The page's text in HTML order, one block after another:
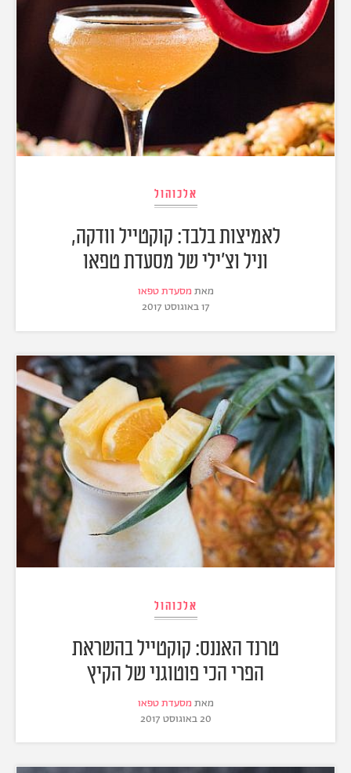
אלכוהול
לאמיצות בלבד: קוקטייל וודקה,
וניל וצ'ילי של מסעדת טפאו
מאת מסעדת טפאו
17 באוגוסט 2017
אלכוהול
טרנד האננס: קוקטייל בהשראת
הפרי הכי פוטוגני של הקיץ
מאת מסעדת טפאו
20 באוגוסט 2017